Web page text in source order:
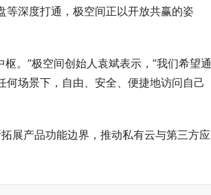
等深度打通，极空间正以开放共赢的姿
。”极空间创始人袁斌表示，”我们希望通
场景下，自由、安全、便捷地访问自己
展产品功能边界，推动私有云与第三方应